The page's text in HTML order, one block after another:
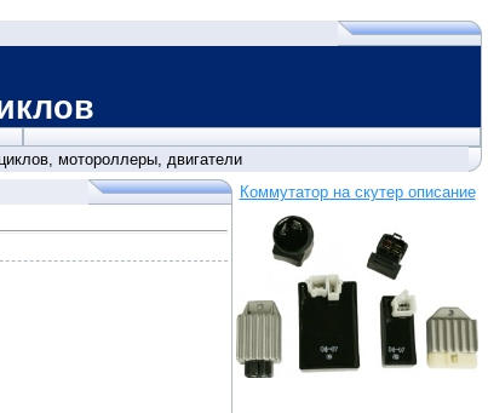
мотороллеры, двигатели
Коммутатор на скутер описание